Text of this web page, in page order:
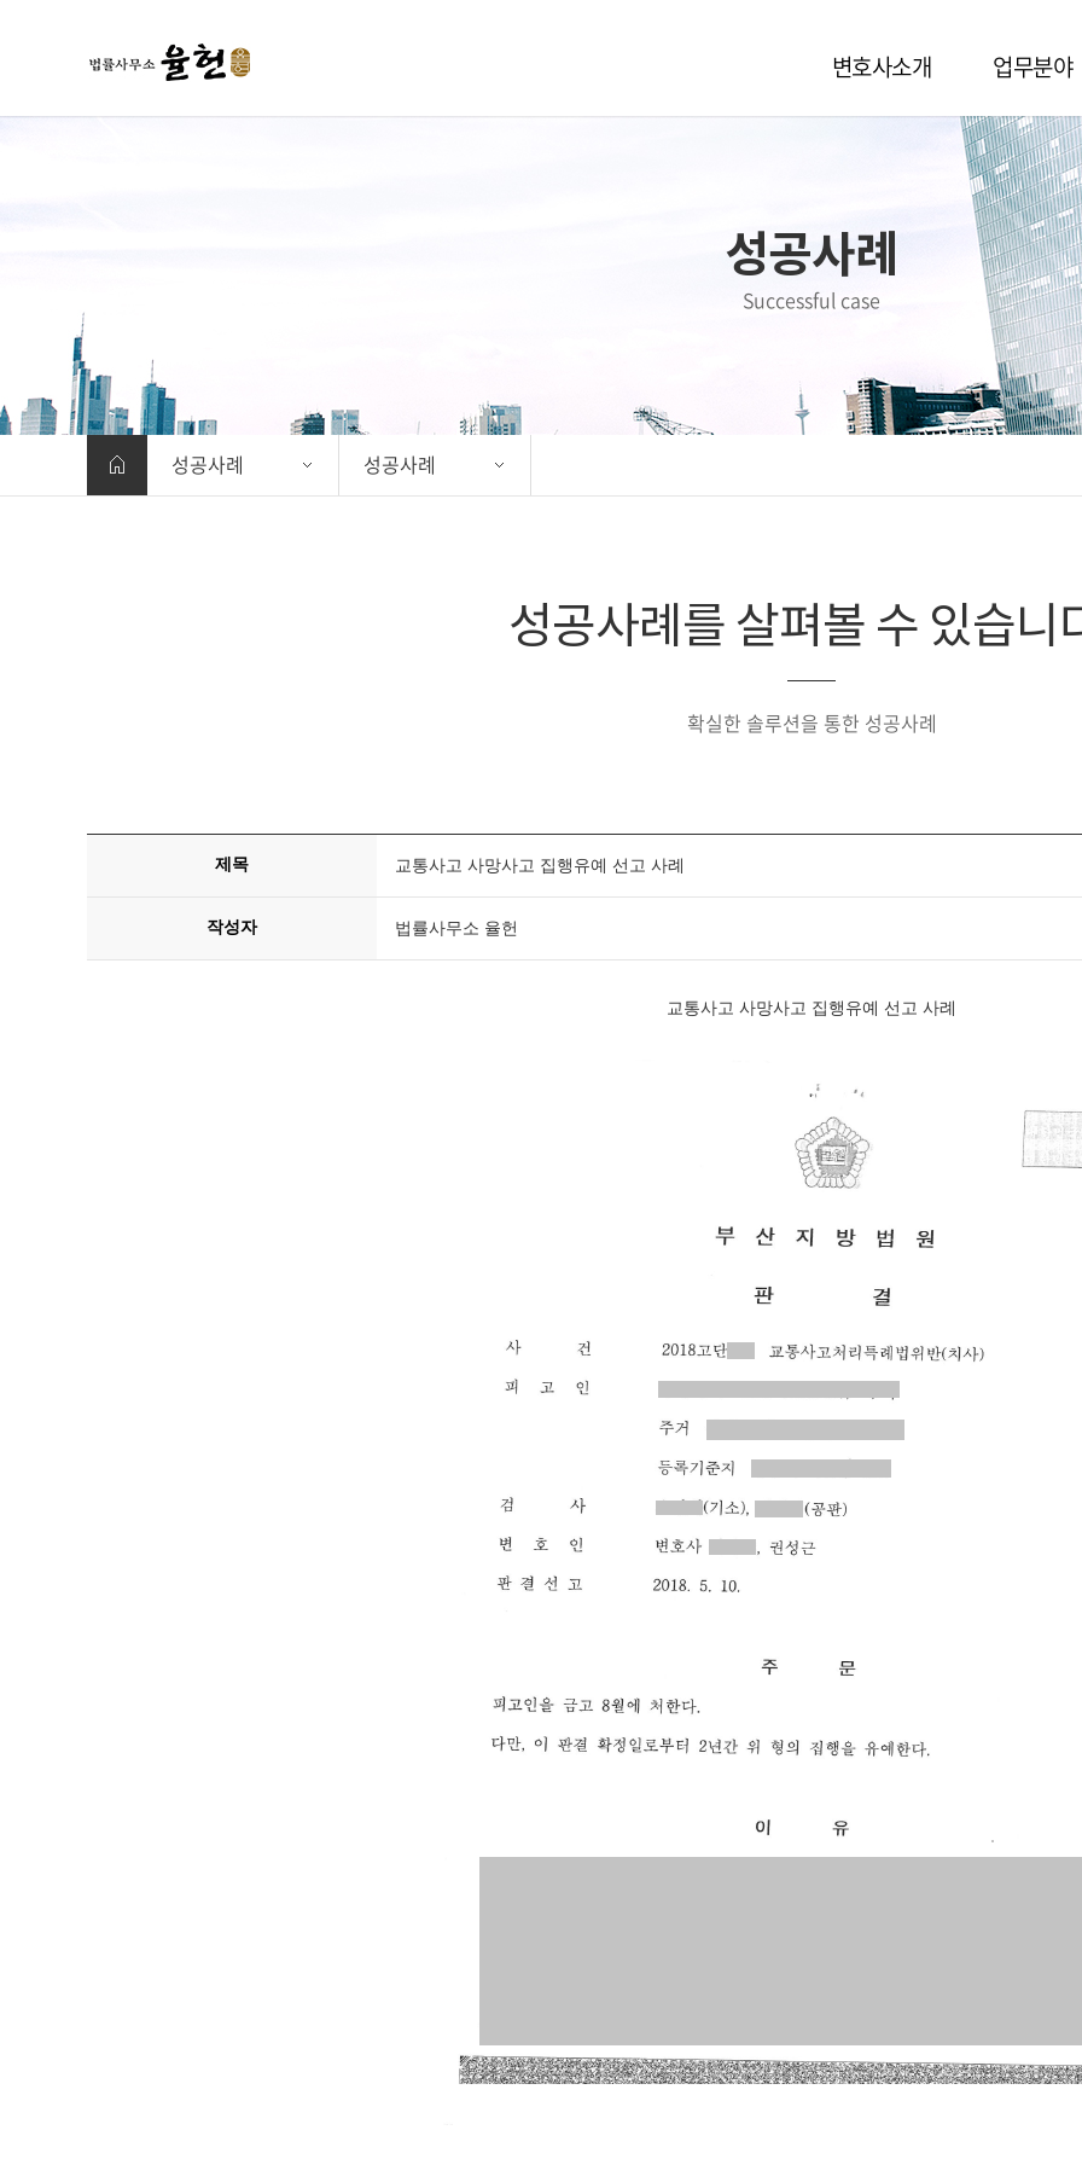
변호사소개 업무분야
성공사례
Successful case
성공사례 성공사례
성공사례를 살펴볼 수 있습니
확실한 솔루션을 통한 성공사례
제목 교통사고 사망사고 집행유예 선고 사례
작성자 법률사무소 율헌
교통사고 사망사고 집행유예 선고 사례